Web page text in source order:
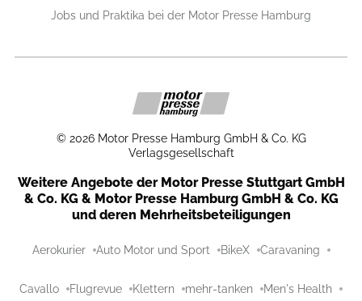
Jobs und Praktika bei der Motor Presse Hamburg
© 2026 Motor Presse Hamburg GmbH & Co. KG
Verlagsgesellschaft
Weitere Angebote der Motor Presse Stuttgart GmbH
& Co. KG & Motor Presse Hamburg GmbH & Co. KG
und deren Mehrheitsbeteiligungen
Aerokurier Auto Motor und Sport BikeX Caravaning
Cavallo Flugrevue Klettern mehr-tanken Men's Health